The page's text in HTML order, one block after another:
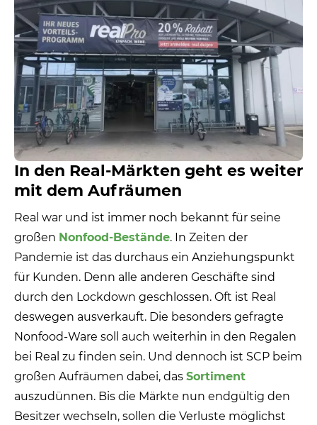
In den Real-Märkten geht es weiter
mit dem Aufräumen
Real war und ist immer noch bekannt für seine
großen Nonfood-Bestände. In Zeiten der
Pandemie ist das durchaus ein Anziehungspunkt
für Kunden. Denn alle anderen Geschäfte sind
durch den Lockdown geschlossen. Oft ist Real
deswegen ausverkauft. Die besonders gefragte
Nonfood-Ware soll auch weiterhin in den Regalen
bei Real zu finden sein. Und dennoch ist SCP beim
großen Aufräumen dabei, das Sortiment
auszudünnen. Bis die Märkte nun endgültig den
Besitzer wechseln, sollen die Verluste möglichst